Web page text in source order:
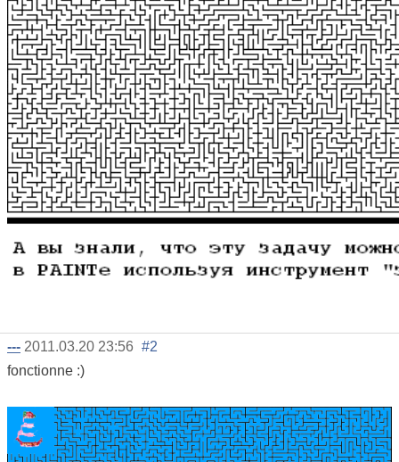
--- 2011.03.20 23:56 #2
fonctionne :)